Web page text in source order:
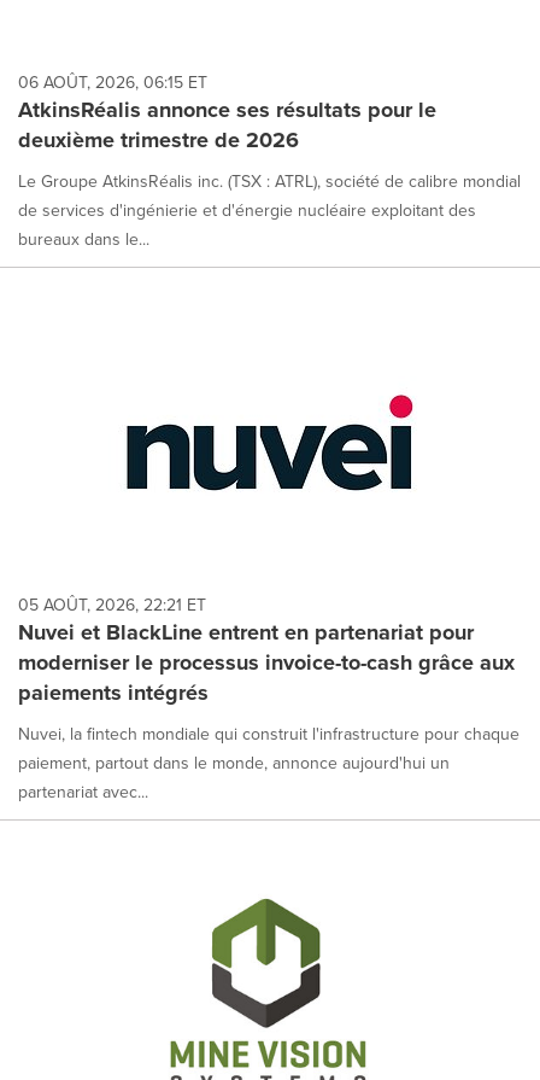
06 AOÛT, 2026, 06:15 ET
AtkinsRéalis annonce ses résultats pour le
deuxième trimestre de 2026
Le Groupe AtkinsRéalis inc. (TSX : ATRL), société de calibre mondial
de services d'ingénierie et d'énergie nucléaire exploitant des
bureaux dans le...
05 AOÛT, 2026, 22:21 ET
Nuvei et BlackLine entrent en partenariat pour
moderniser le processus invoice-to-cash grâce aux
paiements intégrés
Nuvei, la fintech mondiale qui construit l'infrastructure pour chaque
paiement, partout dans le monde, annonce aujourd'hui un
partenariat avec...